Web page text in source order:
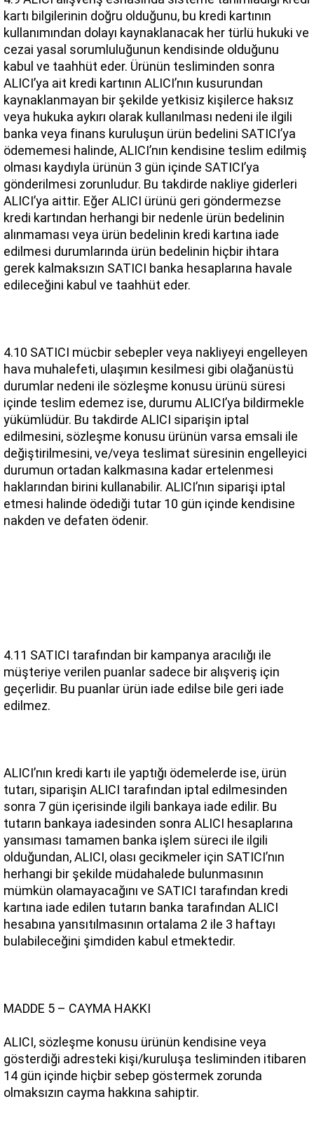
kartı bilgilerinin doğru olduğunu, bu kredi kartının
kullanımından dolayı kaynaklanacak her türlü hukuki ve
cezai yasal sorumluluğunun kendisinde olduğunu
kabul ve taahhüt eder. Ürünün tesliminden sonra
ALICI’ya ait kredi kartının ALICI’nın kusurundan
kaynaklanmayan bir şekilde yetkisiz kişilerce haksız
veya hukuka aykırı olarak kullanılması nedeni ile ilgili
banka veya finans kuruluşun ürün bedelini SATICI’ya
ödememesi halinde, ALICI’nın kendisine teslim edilmiş
olması kaydıyla ürünün 3 gün içinde SATICI’ya
gönderilmesi zorunludur. Bu takdirde nakliye giderleri
ALICI’ya aittir. Eğer ALICI ürünü geri göndermezse
kredi kartından herhangi bir nedenle ürün bedelinin
alınmaması veya ürün bedelinin kredi kartına iade
edilmesi durumlarında ürün bedelinin hiçbir ihtara
gerek kalmaksızın SATICI banka hesaplarına havale
edileceğini kabul ve taahhüt eder.
4.10 SATICI mücbir sebepler veya nakliyeyi engelleyen
hava muhalefeti, ulaşımın kesilmesi gibi olağanüstü
durumlar nedeni ile sözleşme konusu ürünü süresi
içinde teslim edemez ise, durumu ALICI’ya bildirmekle
yükümlüdür. Bu takdirde ALICI siparişin iptal
edilmesini, sözleşme konusu ürünün varsa emsali ile
değiştirilmesini, ve/veya teslimat süresinin engelleyici
durumun ortadan kalkmasına kadar ertelenmesi
haklarından birini kullanabilir. ALICI’nın siparişi iptal
etmesi halinde ödediği tutar 10 gün içinde kendisine
nakden ve defaten ödenir.
4.11 SATICI tarafından bir kampanya aracılığı ile
müşteriye verilen puanlar sadece bir alışveriş için
geçerlidir. Bu puanlar ürün iade edilse bile geri iade
edilmez.
ALICI’nın kredi kartı ile yaptığı ödemelerde ise, ürün
tutarı, siparişin ALICI tarafından iptal edilmesinden
sonra 7 gün içerisinde ilgili bankaya iade edilir. Bu
tutarın bankaya iadesinden sonra ALICI hesaplarına
yansıması tamamen banka işlem süreci ile ilgili
olduğundan, ALICI, olası gecikmeler için SATICI’nın
herhangi bir şekilde müdahalede bulunmasının
mümkün olamayacağını ve SATICI tarafından kredi
kartına iade edilen tutarın banka tarafından ALICI
hesabına yansıtılmasının ortalama 2 ile 3 haftayı
bulabileceğini şimdiden kabul etmektedir.
MADDE 5 – CAYMA HAKKI
ALICI, sözleşme konusu ürünün kendisine veya
gösterdiği adresteki kişi/kuruluşa tesliminden itibaren
14 gün içinde hiçbir sebep göstermek zorunda
olmaksızın cayma hakkına sahiptir.